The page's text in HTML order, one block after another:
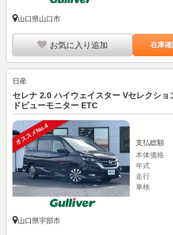
山口県山口市
お気に入り追加 在庫
日産
セレナ 2.0 ハイウェイスター Vセレクショ
ドビューモニター ETC
オススメNo.4 支払総額
本体価格
年式
走行
車検
山口県宇部市